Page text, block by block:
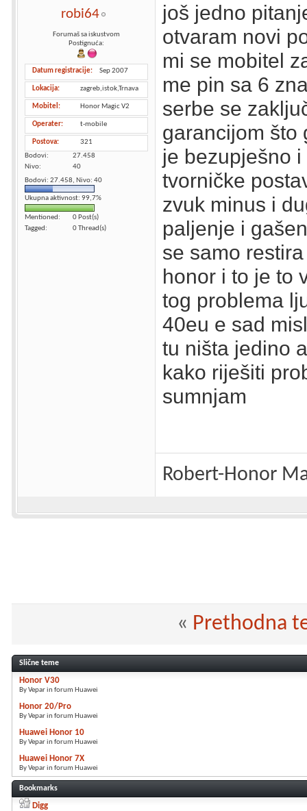
robi64
Forumaš sa iskustvom
Postignuća:
Datum registracije Sep 2007
Lokacija zagreb,istok,Trnava
Mobitel Honor Magic V2
Operater t-mobile
Postova
321
Bodovi
27.458
Nivo
40
Bodovi: 27.458, Nivo: 40
Ukupna aktivnost: 99,7%
Mentioned
0 Post(s)
Tagged
0 Thread(s)
još jedno
otvaram novi
mi se mobitel
me pin sa 6
serbe se
garancijom što
je bezupješno
tvorničke
zvuk minus i
paljenje i
se samo
honor i to je to
tog problema
40eu e sad
tu ništa jedino
kako riješiti
sumnjam
Robert-Honor
« Prethodna
Slične teme
Honor V30
By Vepar in forum Huawei
Honor 20/Pro
By Vepar in forum Huawei
Huawei Honor 10
By Vepar in forum Huawei
Huawei Honor 7X
By Vepar in forum Huawei
Bookmarks
Digg